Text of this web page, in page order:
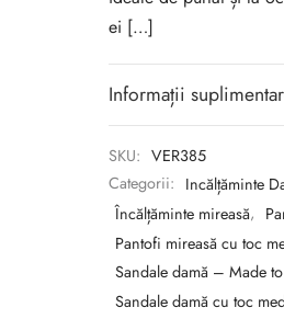
ei […]
Informații
SKU: VER385
Categorii: Incălțăminte
Încălțăminte mireasă,
Pantofi mireasă cu toc
Sandale damă – Made
Sandale damă cu toc